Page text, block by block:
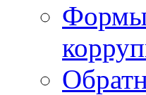
Формы